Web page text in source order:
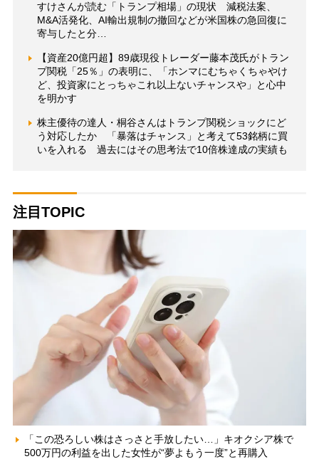
すけさんが読む「トランプ相場」の現状 減税法案、
M&A活発化、AI輸出規制の撤回などが米国株の急回復に
寄与したと分…
【資産20億円超】89歳現役トレーダー藤本茂氏がトラン
プ関税「25％」の表明に、「ホンマにむちゃくちゃやけ
ど、投資家にとっちゃこれ以上ないチャンスや」と心中
を明かす
株主優待の達人・桐谷さんはトランプ関税ショックにど
う対応したか 「暴落はチャンス」と考えて53銘柄に買
いを入れる 過去にはその思考法で10倍株達成の実績も
注目TOPIC
「この恐ろしい株はさっさと手放したい…」キオクシア株で
500万円の利益を出した女性が“夢よもう一度”と再購入